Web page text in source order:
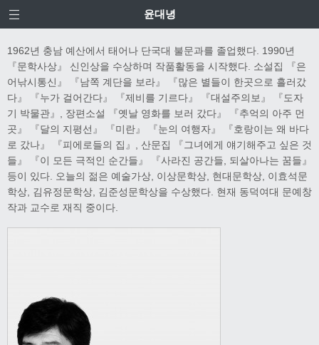
윤대녕
1962년 충남 예산에서 태어나 단국대 불문과를 졸업했다. 1990년
『문학사상』 신인상을 수상하며 작품활동을 시작했다. 소설집 『은
어낚시통신』 『남쪽 계단을 보라』 『많은 별들이 한곳으로 흘러갔
다』 『누가 걸어간다』 『제비를 기르다』 『대설주의보』 『도자
기 박물관』, 장편소설 『옛날 영화를 보러 갔다』 『추억의 아주 먼
곳』 『달의 지평선』 『미란』 『눈의 여행자』 『호랑이는 왜 바다
로 갔나』 『피에로들의 집』, 산문집 『그녀에게 얘기해주고 싶은 것
들』 『이 모든 극적인 순간들』 『사라진 공간들, 되살아나는 꿈들』
등이 있다. 오늘의 젊은 예술가상, 이상문학상, 현대문학상, 이효석문
학상, 김유정문학상, 김준성문학상을 수상했다. 현재 동덕여대 문예창
작과 교수로 재직 중이다.